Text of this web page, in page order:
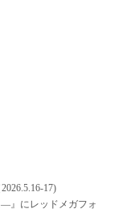
17)
』にレッドメガフォ